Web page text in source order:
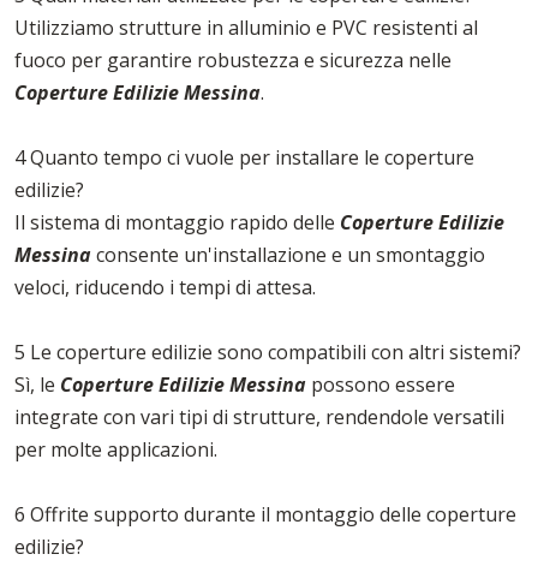
Utilizziamo strutture in alluminio e PVC resistenti al
fuoco per garantire robustezza e sicurezza nelle
Coperture Edilizie Messina.
4 Quanto tempo ci vuole per installare le coperture
edilizie?
Il sistema di montaggio rapido delle Coperture Edilizie
Messinaconsente un'installazione e un smontaggio
veloci, riducendo i tempi di attesa.
5 Le coperture edilizie sono compatibili con altri sistemi?
Sì, le Coperture Edilizie Messina possono essere
integrate con vari tipi di strutture, rendendole versatili
per molte applicazioni.
6 Offrite supporto durante il montaggio delle coperture
edilizie?